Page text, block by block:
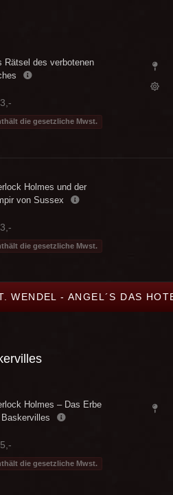
Rätsel des verbotenen
die gesetzliche Mwst.
Holmes und der
von Sussex
die gesetzliche Mwst.
WENDEL - ANGEL´S DAS
Holmes – Das Erbe
Baskervilles
die gesetzliche Mwst.